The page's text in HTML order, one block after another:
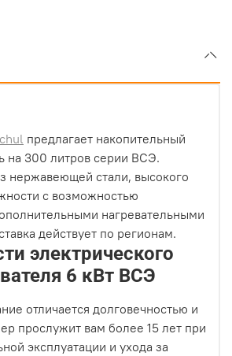
предлагает накопительный
на 300 литров серии ВСЭ.
нержавеющей стали, высокого
с возможностью
нагревательными
действует по регионам.
электрического
6 кВт ВСЭ
отличается долговечностью и
прослужит вам более 15 лет при
эксплуатации и ухода за